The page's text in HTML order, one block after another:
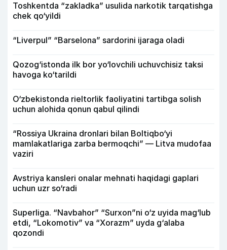
Toshkentda “zakladka” usulida narkotik tarqatishga
chek qo‘yildi
“Liverpul” “Barselona” sardorini ijaraga oladi
Qozog‘istonda ilk bor yo‘lovchili uchuvchisiz taksi
havoga ko‘tarildi
O‘zbekistonda rieltorlik faoliyatini tartibga solish
uchun alohida qonun qabul qilindi
“Rossiya Ukraina dronlari bilan Boltiqbo‘yi
mamlakatlariga zarba bermoqchi” — Litva mudofaa
vaziri
Avstriya kansleri onalar mehnati haqidagi gaplari
uchun uzr so‘radi
Superliga. “Navbahor” “Surxon”ni o‘z uyida mag‘lub
etdi, “Lokomotiv” va “Xorazm” uyda g‘alaba
qozondi